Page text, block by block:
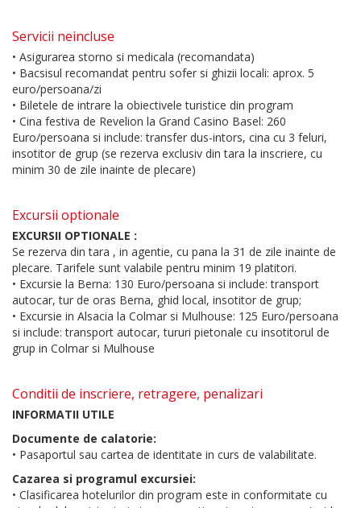
Servicii neincluse
• Asigurarea storno si medicala (recomandata)
• Bacsisul recomandat pentru sofer si ghizii locali: aprox. 5
euro/persoana/zi
• Biletele de intrare la obiectivele turistice din program
• Cina festiva de Revelion la Grand Casino Basel: 260
Euro/persoana si include: transfer dus-intors, cina cu 3 feluri,
insotitor de grup (se rezerva exclusiv din tara la inscriere, cu
minim 30 de zile inainte de plecare)
Excursii optionale
EXCURSII OPTIONALE :
Se rezerva din tara , in agentie, cu pana la 31 de zile inainte de
plecare. Tarifele sunt valabile pentru minim 19 platitori.
• Excursie la Berna: 130 Euro/persoana si include: transport
autocar, tur de oras Berna, ghid local, insotitor de grup;
• Excursie in Alsacia la Colmar si Mulhouse: 125 Euro/persoana
si include: transport autocar, tururi pietonale cu insotitorul de
grup in Colmar si Mulhouse
Conditii de inscriere, retragere, penalizari
INFORMATII UTILE
Documente de calatorie:
• Pasaportul sau cartea de identitate in curs de valabilitate.
Cazarea si programul excursiei:
• Clasificarea hotelurilor din program este in conformitate cu